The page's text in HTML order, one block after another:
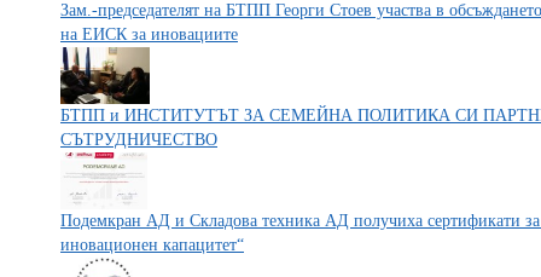
Зам.-председателят на БТПП Георги Стоев участва в
на ЕИСК за иновациите
БТПП и ИНСТИТУТЪТ ЗА СЕМЕЙНА ПОЛИТИКА СИ
СЪТРУДНИЧЕСТВО
Подемкран АД и Складова техника АД получиха сертификати
иновационен капацитет“